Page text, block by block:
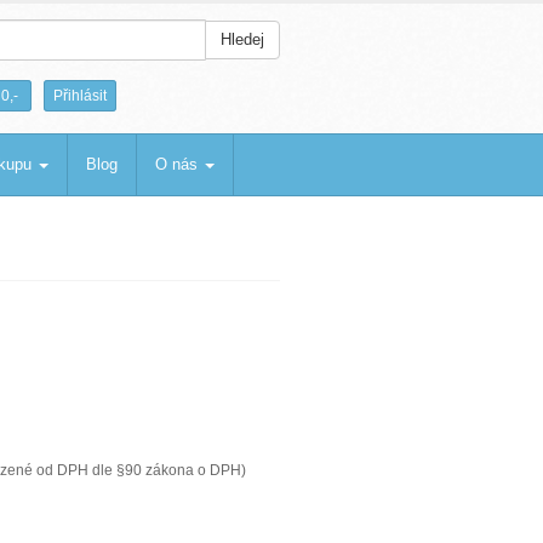
Hledej
0,- Přihlásit
Blog O nás
od DPH dle §90 zákona o DPH)